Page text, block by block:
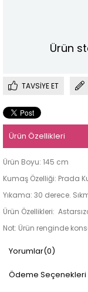
Ürün
TAVSIYE ET
Ürün Özellikleri
Ürün Boyu: 145 cm
Kumaş Özelliği: Prada
Yıkama: 30 derece.
Ürün Özellikleri:
Not: Ürün renginde
Yorumlar(0)
Ödeme Seçenekleri